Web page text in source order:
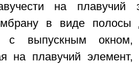
на плавучий
в виде полосы
с выпускным
на плавучий элемент,